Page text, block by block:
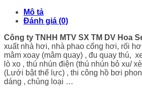
Mô tả
Đánh giá (0)
Công ty TNHH MTV SX TM DV Hoa
xuất nhà hơi, nhà phao cổng hơi, rối
mâm xoay (mâm quay) , đu quay thú,
lò xo , thú nhún điện (thú nhún bỏ xu/
(Lưới bật thể lực) , thi công hồ bơi
dáng , chủng loại …